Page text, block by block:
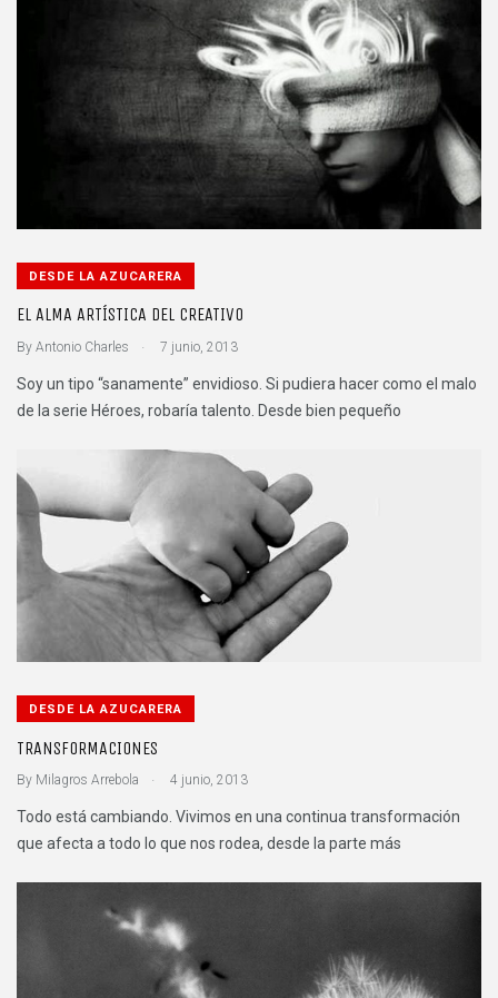
DESDE LA AZUCARERA
EL ALMA ARTÍSTICA DEL CREATIVO
By Antonio Charles 7 junio, 2013
Soy un tipo “sanamente” envidioso. Si pudiera hacer como el malo
de la serie Héroes, robaría talento. Desde bien pequeño
DESDE LA AZUCARERA
TRANSFORMACIONES
By Milagros Arrebola . 4 junio, 2013
Todo está cambiando. Vivimos en una continua transformación
que afecta a todo lo que nos rodea, desde la parte más